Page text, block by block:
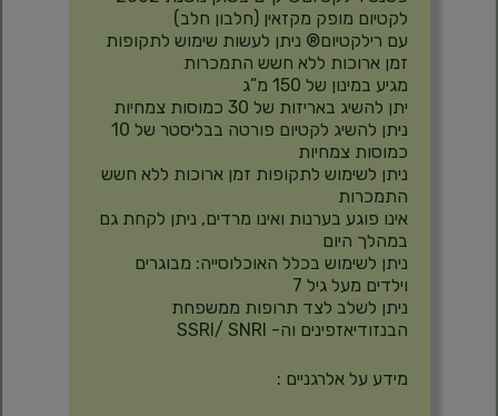
לקטיום מופק מקזאין (חלבון חלב)
עם רילקטיום® ניתן לעשות שימוש לתקופות
זמן ארוכות ללא חשש התמכרות
מגיע במינון של 150 מ”ג
יתן להשיג באריזות של 30 כמוסות צמחיות
ניתן להשיג לקטיום פורטה בבליסטר של 10
כמוסות צמחיות
ניתן לשימוש לתקופות זמן ארוכות ללא חשש
התמכרות
אינו פוגע בערנות ואינו מרדים, ניתן לקחת גם
במהלך היום
ניתן לשימוש בכלל האוכלוסייה: מבוגרים
וילדים מעל גיל 7
ניתן לשלב לצד תרופות ממשפחת
הבנזודיאזפינים וה- SSRI/ SNRI
מידע על אלרגניים :